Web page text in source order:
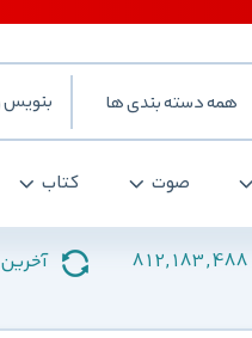
همه دسته بندی ها
صوت کتاب
812,183,488 آخرین